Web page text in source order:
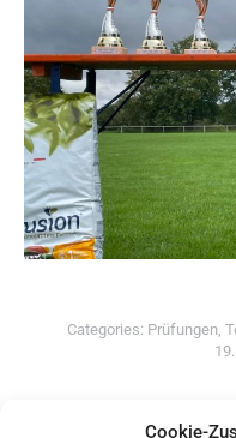
Cookie-
Categories: Prüfungen,